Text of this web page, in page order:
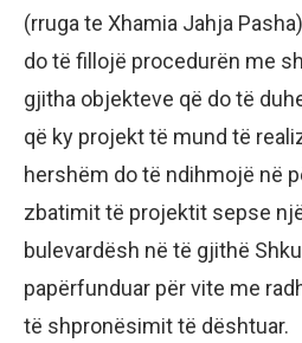
(rruga te Xhamia Jahja
do të fillojë procedurën me
gjitha objekteve që do të
që ky projekt të mund të
hershëm do të ndihmojë në
zbatimit të projektit sepse
bulevardësh në të gjithë
papërfunduar për vite me
të shpronësimit të dështuar.